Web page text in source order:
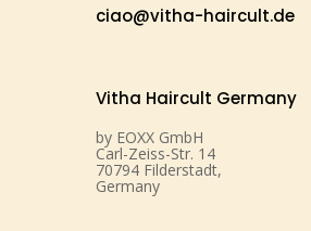
ciao@vitha-haircult.de
Vitha Haircult Germany
by EOXX GmbH
Carl-Zeiss-Str. 14
70794 Filderstadt,
Germany